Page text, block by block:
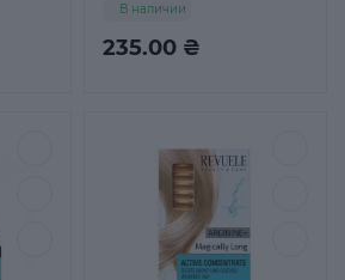
235.00 ₴
В наличии